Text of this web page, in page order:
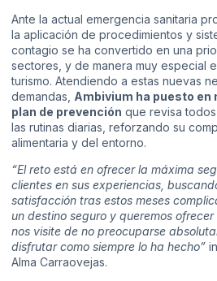
Ante la actual emergencia sanitaria
la aplicación de procedimientos y
contagio se ha convertido en una
sectores, y de manera muy especial
turismo. Atendiendo a estas nuevas
demandas, Ambivium ha puesto en
plan de prevención que revisa
las rutinas diarias, reforzando su
alimentaria y del entorno.
“El reto está en ofrecer la máxima
clientes en sus experiencias,
satisfacción tras estos meses
un destino seguro y queremos
nos visite de no preocuparse
disfrutar como siempre lo ha hecho”
Alma Carraovejas.